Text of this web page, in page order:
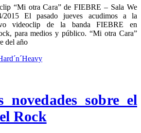
“Mi otra Cara” de FIEBRE – Sala We
2015 El pasado jueves acudimos a la
videoclip de la banda FIEBRE en
para medios y público. “Mi otra Cara”
del año
novedades sobre el
Rock